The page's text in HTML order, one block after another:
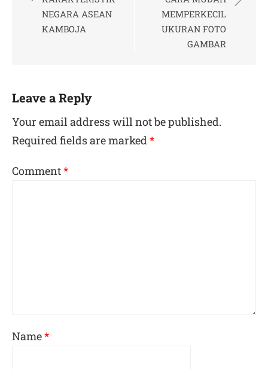
NEGARA ASEAN
KAMBOJA
MEMPERKECIL
UKURAN FOTO
GAMBAR
Leave a Reply
Your email address will not be published.
Required fields are marked *
Comment*
Name*